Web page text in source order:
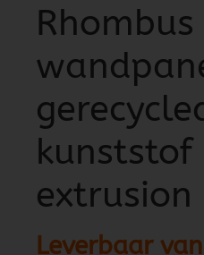
Rhombus
extrusion
Leverbaar